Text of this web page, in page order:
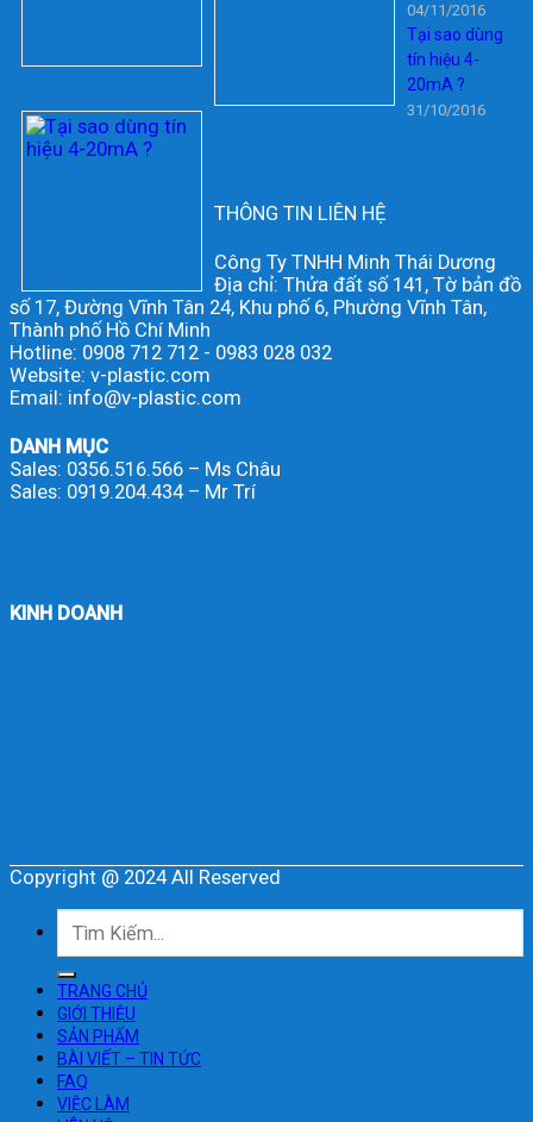
04/11/2016
Tại sao dùng
tín hiệu 4-
20mA ?
31/10/2016
THÔNG TIN LIÊN HỆ
Công Ty TNHH Minh Thái Dương
Địa chỉ: Thửa đất số 141, Tờ bản đồ
số 17, Đường Vĩnh Tân 24, Khu phố 6, Phường Vĩnh Tân,
Thành phố Hồ Chí Minh
Hotline: 0908 712 712 - 0983 028 032
Website: v-plastic.com
Email: info@v-plastic.com
DANH MỤC
Sales: 0356.516.566 – Ms Châu
Sales: 0919.204.434 – Mr Trí
KINH DOANH
Copyright @ 2024 All Reserved
kiếm:
TRANG CHỦ
GIỚI THIỆU
SẢN PHẨM
BÀI VIẾT – TIN TỨC
FAQ
VIỆC LÀM